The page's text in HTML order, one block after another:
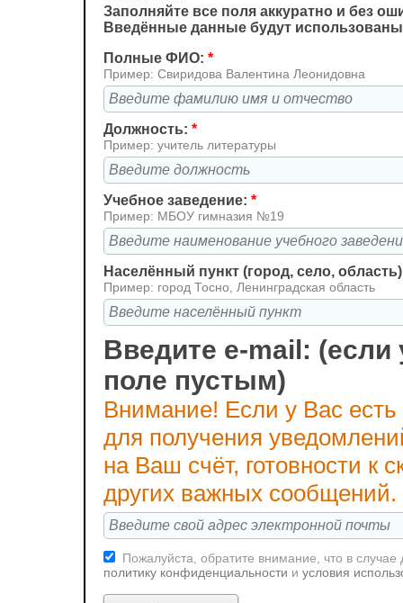
Заполняйте все поля аккуратно и без
Введённые данные будут
Полные ФИО: *
Пример: Свиридова Валентина Леонидовна
Должность: *
Пример: учитель литературы
Учебное заведение: *
Пример: МБОУ гимназия №19
Населённый пункт (город, село,
Пример: город Тосно, Ленинградская область
Введите e-mail: (если
поле пустым)
Внимание! Если у Вас
для получения
на Ваш счёт, готовности к
других важных сообщений.
Пожалуйста, обратите внимание, что в
политику конфиденциальности и условия